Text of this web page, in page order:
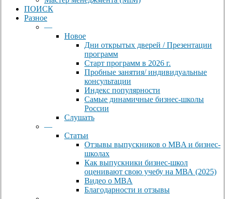
ПОИСК
Разное
—
Новое
Дни открытых дверей / Презентации
программ
Старт программ в 2026 г.
Пробные занятия/ индивидуальные
консультации
Индекс популярности
Самые динамичные бизнес-школы
России
Слушать
—
Статьи
Отзывы выпускников о MBA и бизнес-
школах
Как выпускники бизнес-школ
оценивают свою учебу на МВА (2025)
Видео о MBA
Благодарности и отзывы